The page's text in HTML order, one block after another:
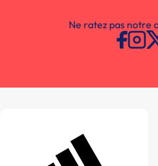
Ne ratez pas notre